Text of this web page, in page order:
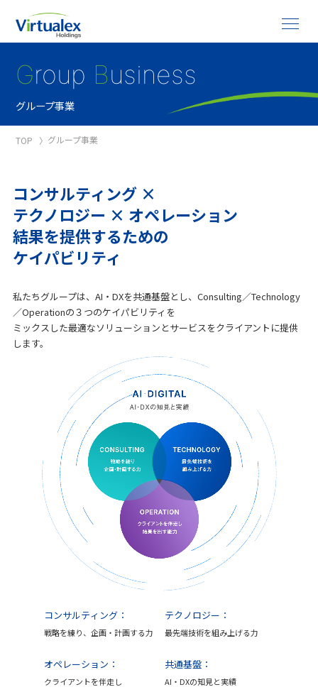
Group Business
グループ事業
TOP グループ事業
コンサルティング ×
テクノロジー × オペレーション
結果を提供するための
ケイパビリティ
私たちグループは、AI・DXを共通基盤とし、Consulting／Technology
／Operationの３つのケイパビリティを
ミックスした最適なソリューションとサービスをクライアントに提供
します。
コンサルティング：
戦略を練り、企画・計画する力
テクノロジー：
最先端技術を組み上げる力
オペレーション：
クライアントを伴走し
共通基盤：
AI・DXの知見と実績